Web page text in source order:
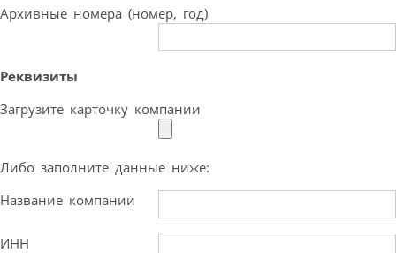
Архивные номера (номер, год)
Реквизиты
Загрузите карточку компании
Либо заполните данные ниже:
Название компании
ИНН